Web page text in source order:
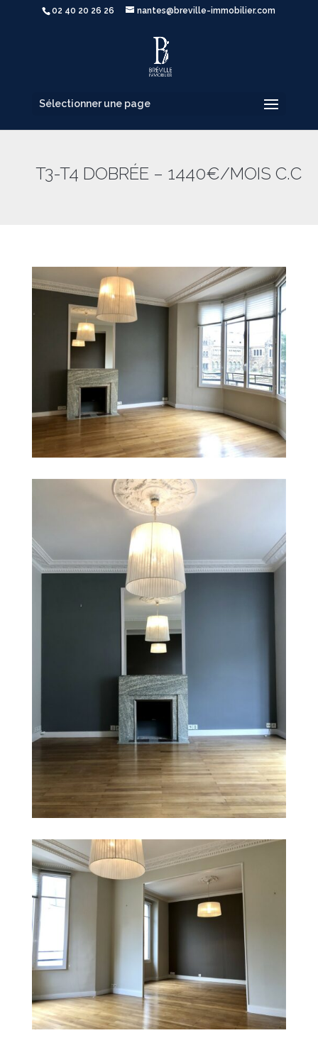
02 40 20 26 26 nantes@breville-immobilier.com
Sélectionner une page
T3-T4 DOBRÉE – 1440€/MOIS C.C